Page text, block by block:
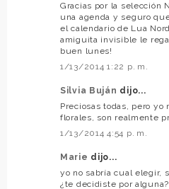
Gracias por la selección
una agenda y seguro
el calendario de Lua
amiguita invisible le
buen lunes!
1/13/2014 1:22 p. m.
Silvia Buján dijo...
Preciosas todas, pero yo
florales, son realmente
1/13/2014 4:54 p. m.
Marie dijo...
yo no sabría cual elegir,
¿te decidiste por alguna?